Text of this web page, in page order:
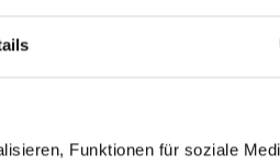
Funktionen für soziale